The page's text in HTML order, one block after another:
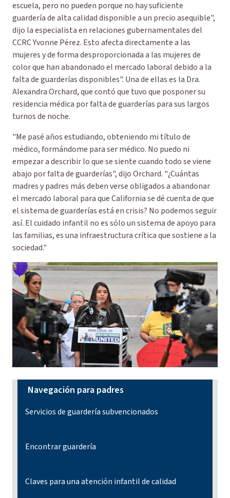
escuela, pero no pueden porque no hay suficiente
guardería de alta calidad disponible a un precio asequible",
dijo la especialista en relaciones gubernamentales del
CCRC Yvonne Pérez. Esto afecta directamente a las
mujeres y de forma desproporcionada a las mujeres de
color que han abandonado el mercado laboral debido a la
falta de guarderías disponibles". Una de ellas es la Dra.
Alexandra Orchard, que contó que tuvo que posponer su
residencia médica por falta de guarderías para sus largos
turnos de noche.
"Me pasé años estudiando, obteniendo mi título de
médico, formándome para ser médico. No puedo ni
empezar a describir lo que se siente cuando todo se viene
abajo por falta de guarderías", dijo Orchard. "¿Cuántas
madres y padres más deben verse obligados a abandonar
el mercado laboral para que California se dé cuenta de que
el sistema de guarderías está en crisis? No podemos seguir
así. El cuidado infantil no es sólo un sistema de apoyo para
las familias, es una infraestructura crítica que sostiene a la
sociedad."
Navegación para padres
Servicios de guardería subvencionados
Encontrar guardería
Claves para una atención infantil de calidad